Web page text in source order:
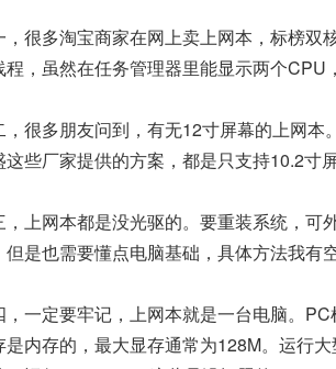
多淘宝商家在网上卖上网本，标榜双
程，虽然在任务管理器里能显示两个CPU
多朋友问到，有无12寸屏幕的上网本
这些厂家提供的方案，都是只支持10.2寸
网本都是没光驱的。要重装系统，可
但是也需要懂点电脑基础，具体方法我有
定要牢记，上网本就是一台电脑。PC
是内存的，最大显存通常为128M。运行